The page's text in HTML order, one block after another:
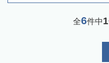
全6件中